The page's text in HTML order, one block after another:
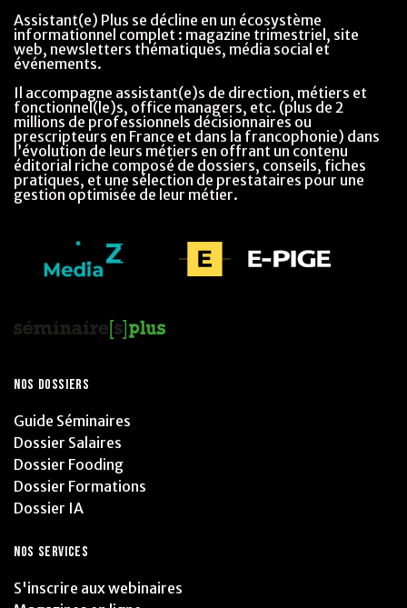
Assistant(e) Plus se décline en un écosystème
informationnel complet : magazine trimestriel, site
web, newsletters thématiques, média social et
événements.
Il accompagne assistant(e)s de direction, métiers et
fonctionnel(le)s, office managers, etc. (plus de 2
millions de professionnels décisionnaires ou
prescripteurs en France et dans la francophonie) dans
l’évolution de leurs métiers en offrant un contenu
éditorial riche composé de dossiers, conseils, fiches
pratiques, et une sélection de prestataires pour une
gestion optimisée de leur métier.
NOS DOSSIERS
Guide Séminaires
Dossier Salaires
Dossier Fooding
Dossier Formations
Dossier IA
NOS SERVICES
S'inscrire aux webinaires